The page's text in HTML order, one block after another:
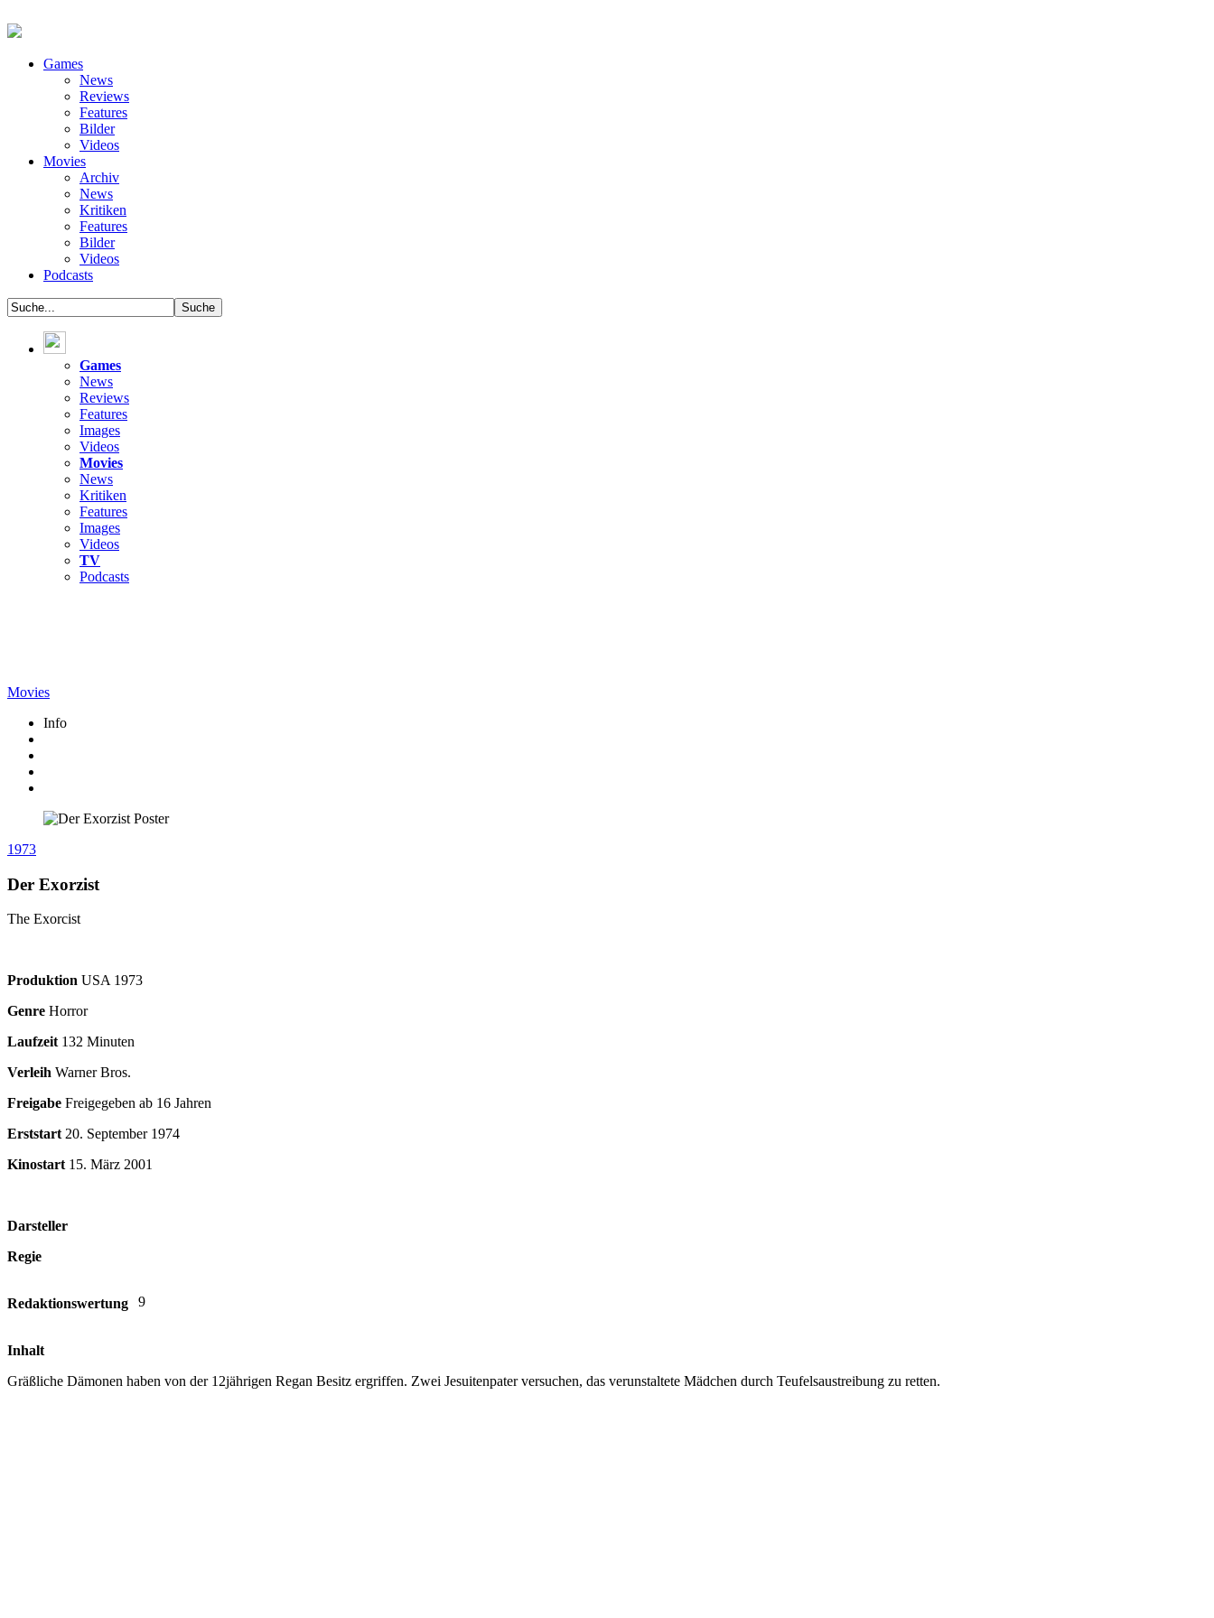
Games
News
Reviews
Features
Bilder
Videos
Movies
Archiv
News
Kritiken
Features
Bilder
Videos
Podcasts
Games
News
Reviews
Features
Images
Videos
Movies
News
Kritiken
Features
Images
Videos
TV
Podcasts
Movies
Info
1973
Der Exorzist
The Exorcist
Produktion USA 1973
Genre Horror
Laufzeit132 Minuten
Verleih Warner Bros.
Freigabe Freigegeben ab 16 Jahren
Erststart 20. September 1974
Kinostart 15. März 2001
Darsteller
Regie
Redaktionswertung 9
Inhalt
Gräßliche Dämonen haben von der 12jährigen Regan Besitz ergriffen. Zwei Jesuitenpater versuchen, das verunstaltete Mädchen durch Teufelsaustreibung zu retten.